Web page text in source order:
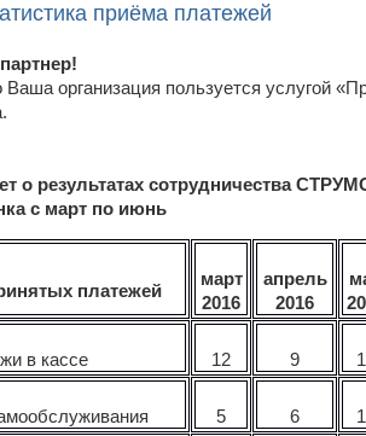
приёма платежей
Ваша организация пользуется услугой
о результатах сотрудничества
с март по июнь
платежей
март
2016
апрель
2016
в кассе 12 9
5 6